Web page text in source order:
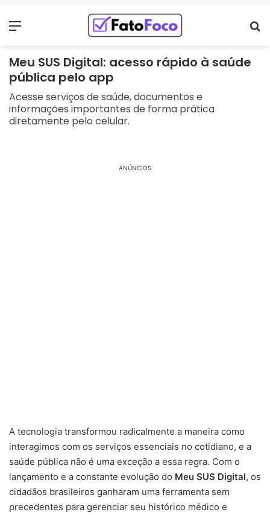
Menu
Meu SUS Digital: acesso rápido à saúde
pública pelo app
Acesse serviços de saúde, documentos e
informações importantes de forma prática
diretamente pelo celular.
ANÚNCIOS
A tecnologia transformou radicalmente a maneira como
interagimos com os serviços essenciais no cotidiano, e a
saúde pública não é uma exceção a essa regra. Com o
lançamento e a constante evolução do Meu SUS Digital, os
cidadãos brasileiros ganharam uma ferramenta sem
precedentes para gerenciar seu histórico médico e